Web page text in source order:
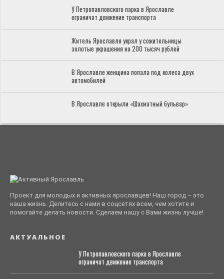
У Петропавловского парка в Ярославле
ограничат движение транспорта
Житель Ярославля украл у сожительницы
золотые украшения на 200 тысяч рублей
В Ярославле женщина попала под колеса двух
автомобилей
В Ярославле открыли «Шахматный бульвар»
Проект для молодых и активных ярославцев! Наш город – это
наша жизнь. Делитесь с нами в соцсетях всем, чем хотите и
помогайте делать новости. Сделаем нашу с Вами жизнь лучше!
АКТУАЛЬНОЕ
У Петропавловского парка в Ярославле
ограничат движение транспорта